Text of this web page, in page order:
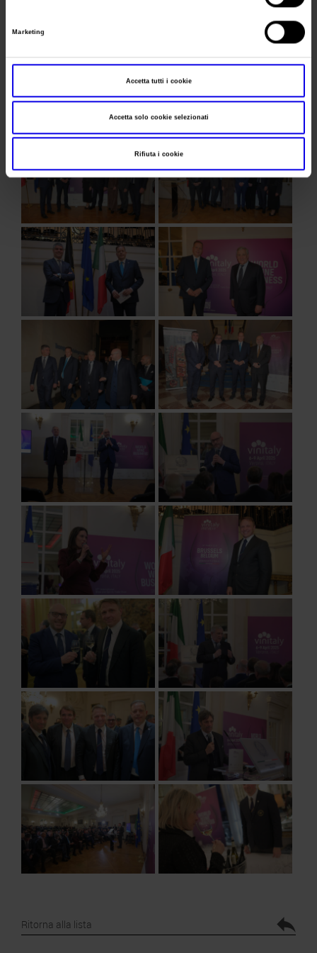
Marketing
Accetta tutti i cookie
Accetta solo cookie selezionati
Rifiuta i cookie
Ritorna alla lista